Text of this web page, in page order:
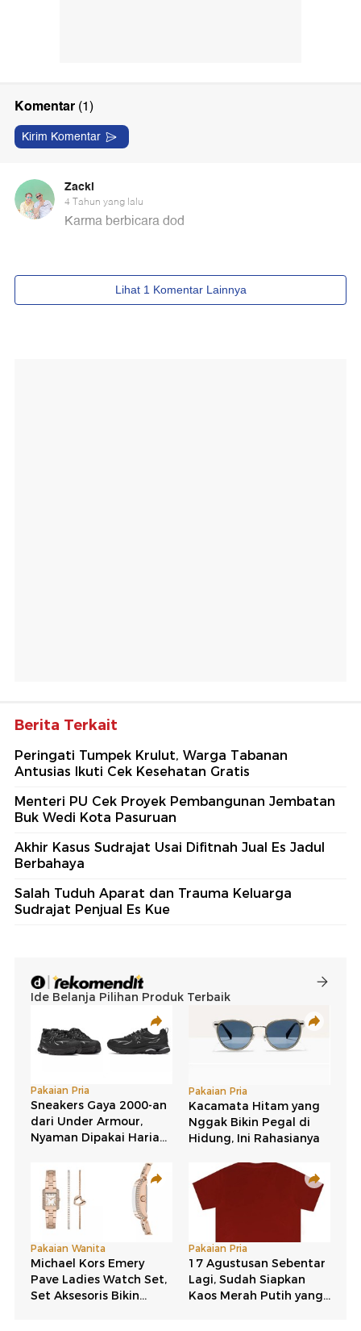
Berita Terkait
Peringati Tumpek Krulut, Warga Tabanan
Antusias Ikuti Cek Kesehatan Gratis
Menteri PU Cek Proyek Pembangunan Jembatan
Buk Wedi Kota Pasuruan
Akhir Kasus Sudrajat Usai Difitnah Jual Es Jadul
Berbahaya
Salah Tuduh Aparat dan Trauma Keluarga
Sudrajat Penjual Es Kue